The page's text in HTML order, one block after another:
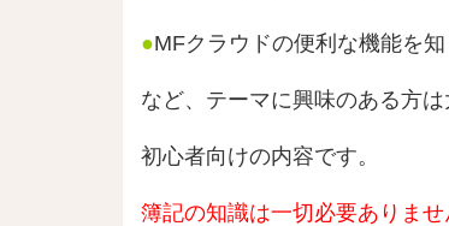
●MFクラウドの便利な機能を
など、テーマに興味のある方は
初心者向けの内容です。
簿記の知識は一切必要ありませ